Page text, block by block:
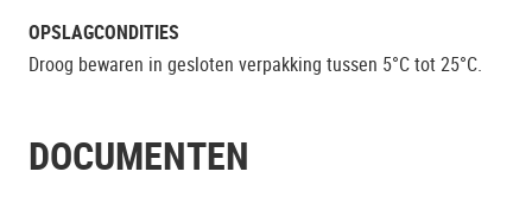
OPSLAGCONDITIES
Droog bewaren in gesloten verpakking tussen 5°C tot 25°C.
DOCUMENTEN